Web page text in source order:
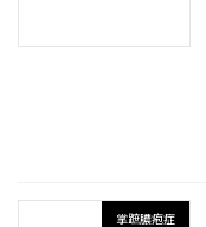
掌蹠膿疱症